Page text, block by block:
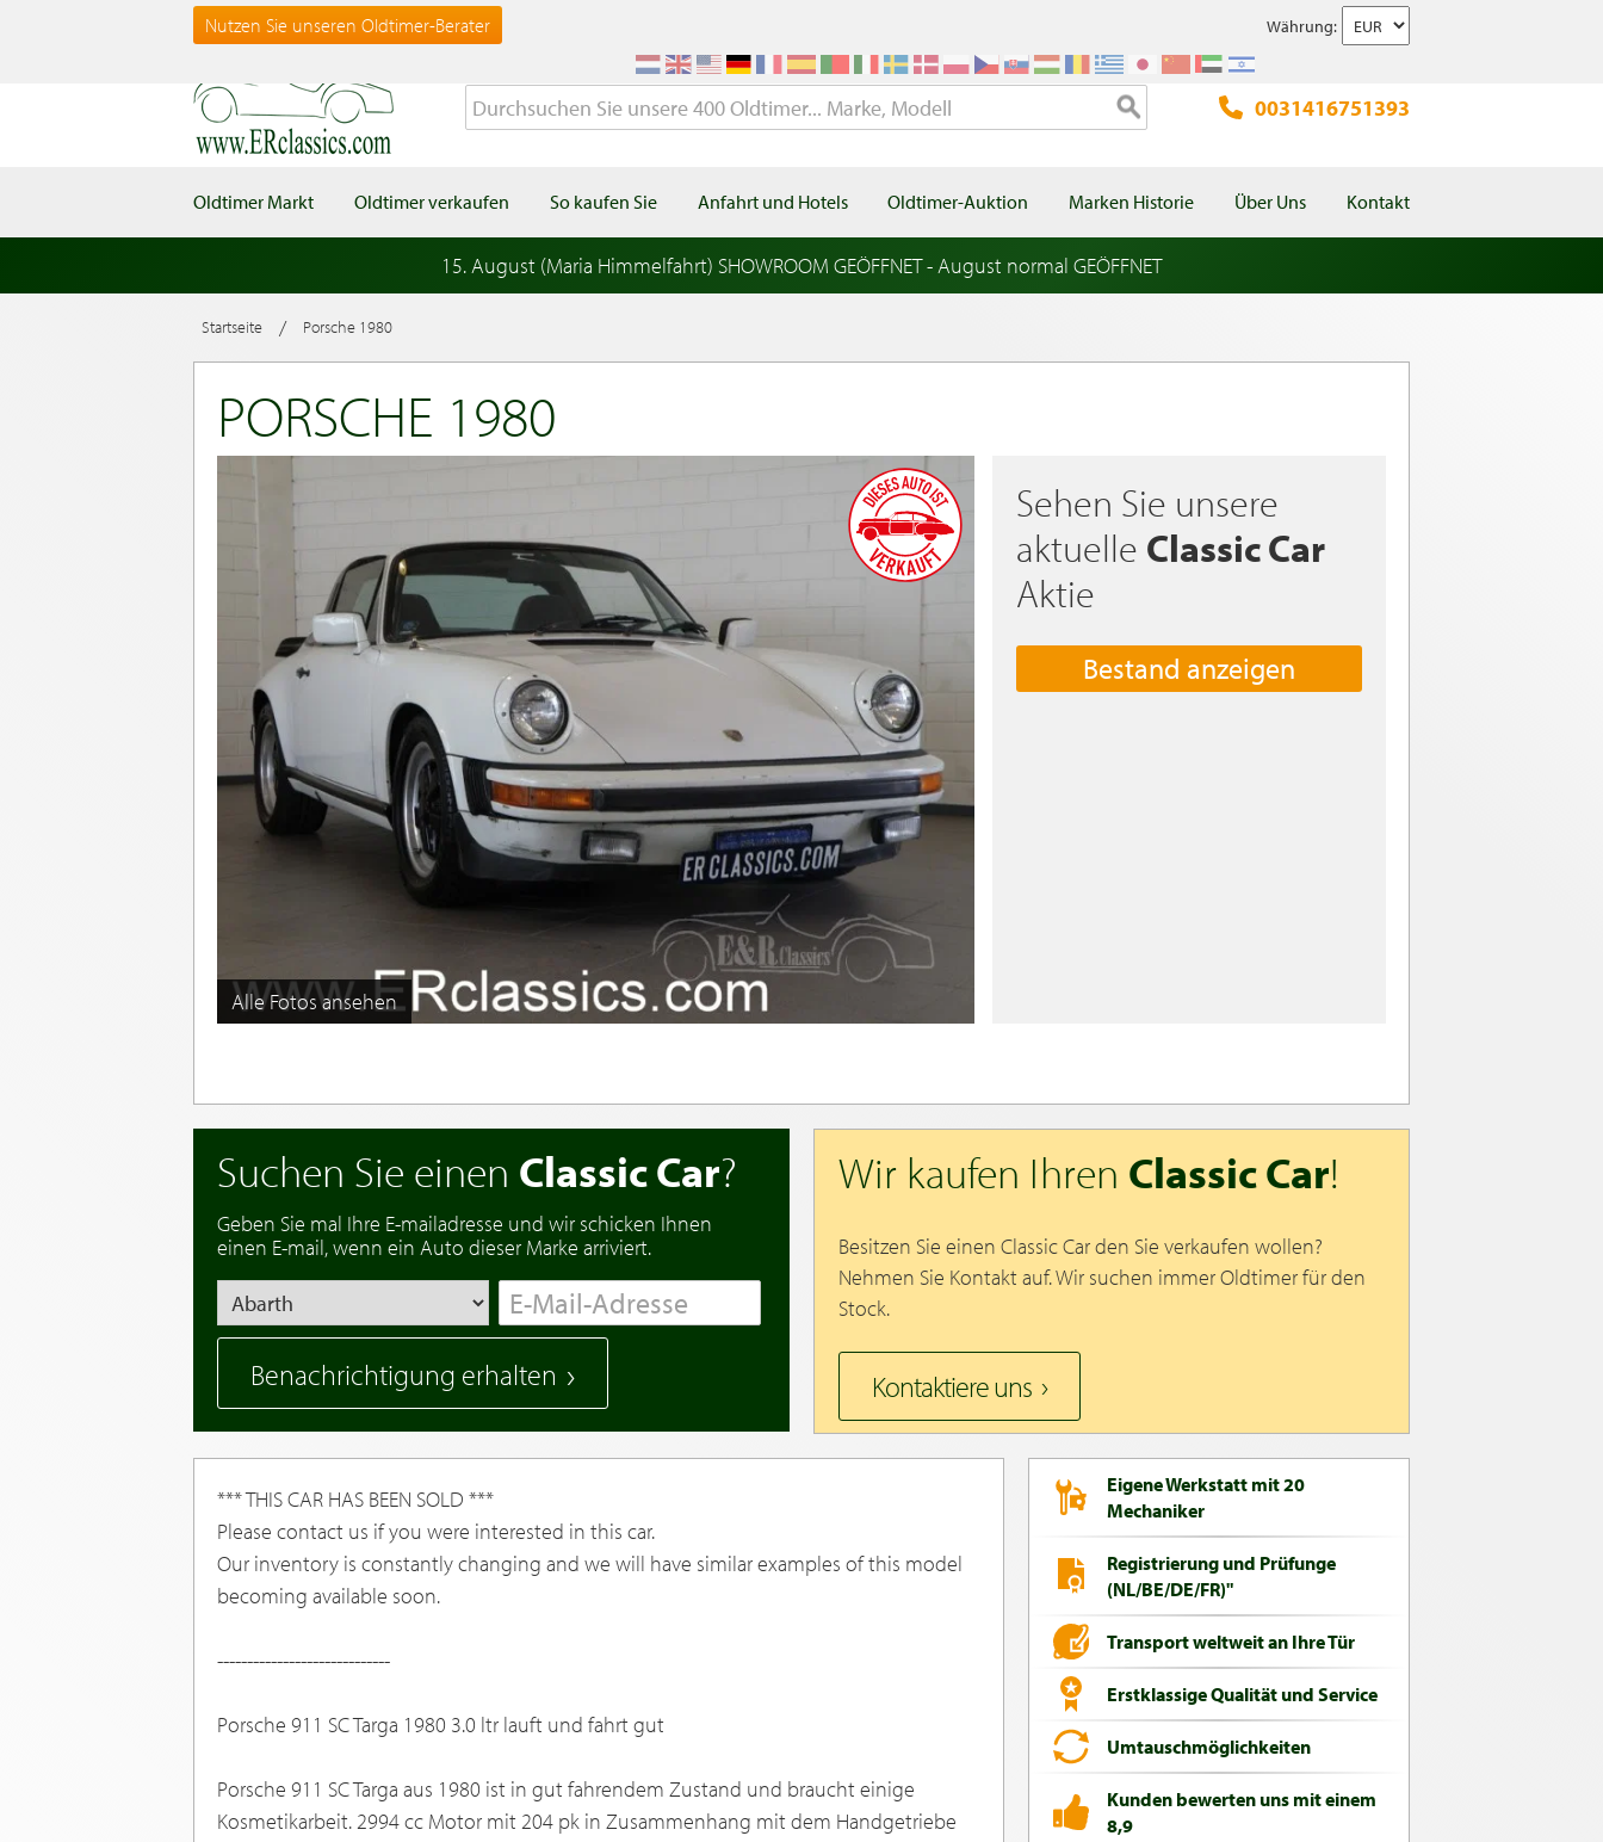
Nutzen Sie unseren Oldtimer-Berater Währung:
0031416751393
Oldtimer Markt Oldtimer verkaufen So kaufen Sie Anfahrt und Hotels Oldtimer-Auktion Marken Historie Über Uns Kontakt
15. August (Maria Himmelfahrt) SHOWROOM GEÖFFNET - August normal GEÖFFNET
Startseite / Porsche 1980
PORSCHE 1980
Alle Fotos ansehen
Sehen Sie unsere
aktuelle Classic Car
Aktie
Bestand anzeigen
Suchen Sie einen Classic Car?
Geben Sie mal Ihre E-mailadresse und wir schicken Ihnen
einen E-mail, wenn ein Auto dieser Marke arriviert.
Benachrichtigung erhalten
Wir kaufen Ihren Classic Car!
Besitzen Sie einen Classic Car den Sie verkaufen wollen?
Nehmen Sie Kontakt auf. Wir suchen immer Oldtimer für den
Stock.
Kontaktiere uns
*** THIS CAR HAS BEEN SOLD ***
Please contact us if you were interested in this car.
Our inventory is constantly changing and we will have similar examples of this model
becoming available soon.
-----------------------------
Porsche 911 SC Targa 1980 3.0 ltr lauft und fahrt gut
Porsche 911 SC Targa aus 1980 ist in gut fahrendem Zustand und braucht einige
Kosmetikarbeit. 2994 cc Motor mit 204 pk in Zusammenhang mit dem Handgetriebe
Eigene Werkstatt mit 20
Mechaniker
Registrierung und Prüfunge
(NL/BE/DE/FR)"
Transport weltweit an Ihre Tür
Erstklassige Qualität und Service
Umtauschmöglichkeiten
Kunden bewerten uns mit einem
8,9